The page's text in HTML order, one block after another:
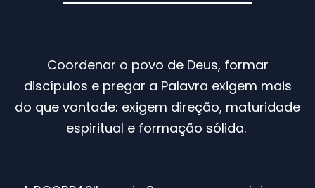
Coordenar o povo de Deus, formar
discípulos e pregar a Palavra exigem mais
do que vontade: exigem direção, maturidade
espiritual e formação sólida.